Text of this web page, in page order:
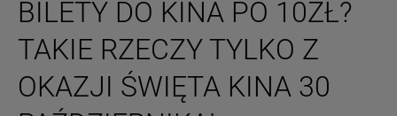
BILETY DO KINA PO 10ZŁ?
TAKIE RZECZY TYLKO Z
OKAZJI ŚWIĘTA KINA 30